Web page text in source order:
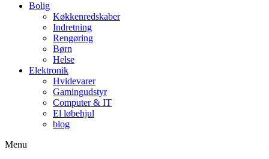
Bolig
Køkkenredskaber
Indretning
Rengøring
Børn
Helse
Elektronik
Hvidevarer
Gamingudstyr
Computer & IT
El løbehjul
blog
Menu